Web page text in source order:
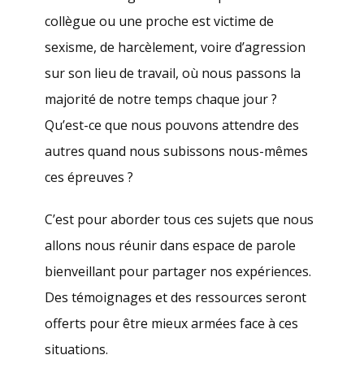
collègue ou une proche est victime de
sexisme, de harcèlement, voire d’agression
sur son lieu de travail, où nous passons la
majorité de notre temps chaque jour ?
Qu’est-ce que nous pouvons attendre des
autres quand nous subissons nous-mêmes
ces épreuves ?
C’est pour aborder tous ces sujets que nous
allons nous réunir dans espace de parole
bienveillant pour partager nos expériences.
Des témoignages et des ressources seront
offerts pour être mieux armées face à ces
situations.